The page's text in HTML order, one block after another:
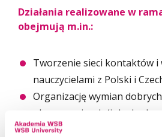
Działania realizowane w
obejmują m.in.:
Tworzenie sieci kontaktów i
nauczycielami z Polski i
Organizację wymian
obserwacyjnych (job
Wspieranie rozwoju